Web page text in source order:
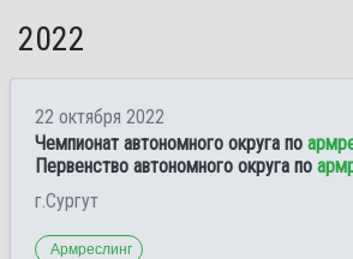
2022
22 октября 2022
Чемпионат автономного округа по
Первенство автономного округа по
г.Сургут
Армреслинг